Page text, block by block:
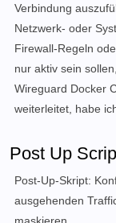
volumes:
-
./db:/
- ./
Verbindung
Netzwerk- oder
Firewall-Regeln
nur aktiv sein
Wireguard Docker
weiterleitet, habe
Post Up
Post-Up-Skript:
ausgehenden